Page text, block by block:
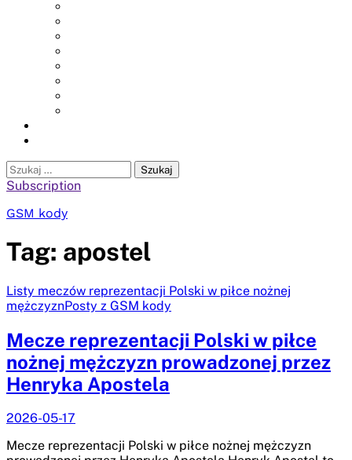
Szukaj:
Subscription
GSM kody
Tag: apostel
Listy meczów reprezentacji Polski w piłce nożnej
mężczyznPosty z GSM kody
Mecze reprezentacji Polski w piłce
nożnej mężczyzn prowadzonej przez
Henryka Apostela
2026-05-17
Mecze reprezentacji Polski w piłce nożnej mężczyzn